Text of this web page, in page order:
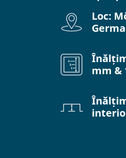
Loc:
mm &